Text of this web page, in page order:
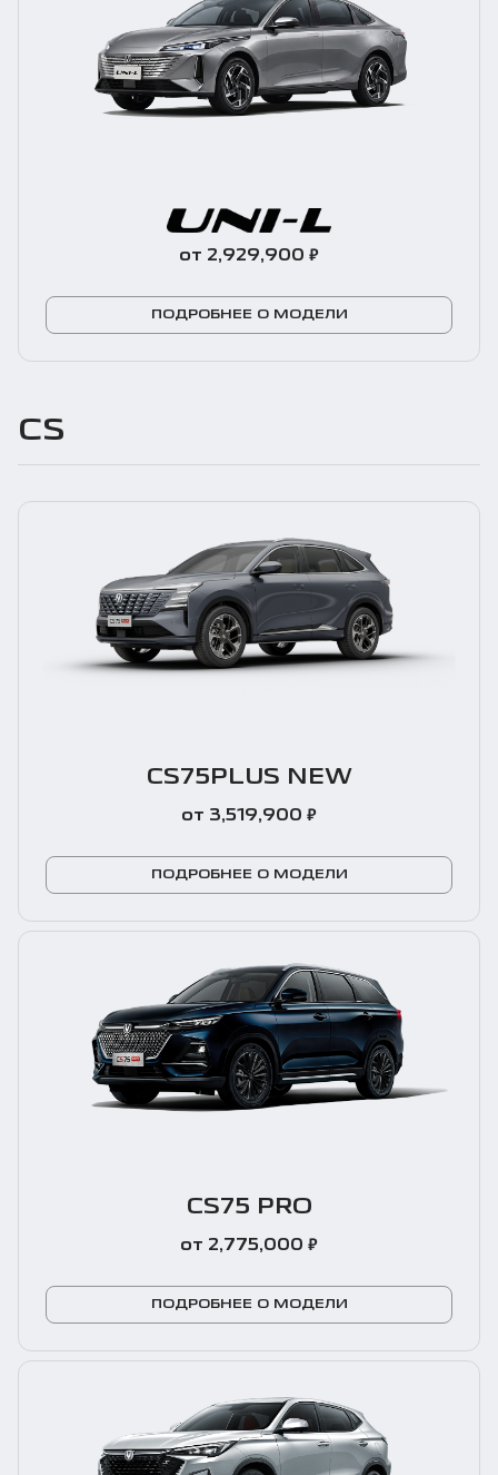
от 2,929,900 ₽
ПОДРОБНЕЕ О МОДЕЛИ
CS
CS75PLUS NEW
от 3,519,900 ₽
ПОДРОБНЕЕ О МОДЕЛИ
CS75 PRO
от 2,775,000 ₽
ПОДРОБНЕЕ О МОДЕЛИ